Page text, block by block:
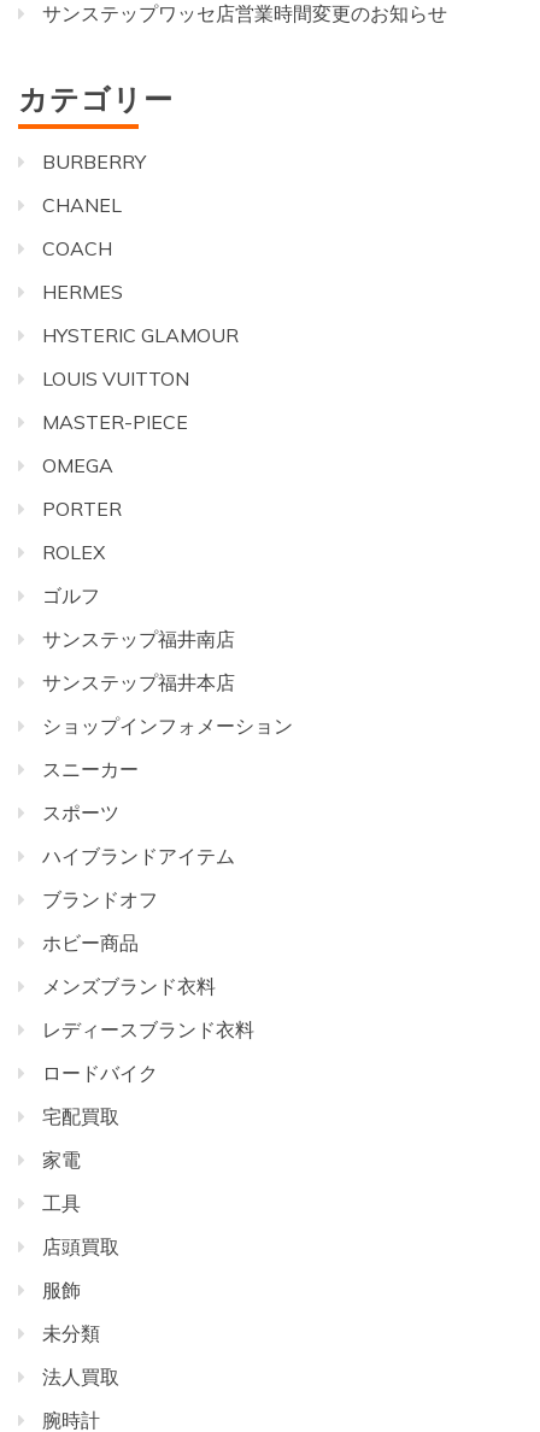
サンステップワッセ店営業時間変更のお知らせ
カテゴリー
BURBERRY
CHANEL
COACH
HERMES
HYSTERIC GLAMOUR
LOUIS VUITTON
MASTER-PIECE
OMEGA
PORTER
ROLEX
ゴルフ
サンステップ福井南店
サンステップ福井本店
ショップインフォメーション
スニーカー
スポーツ
ハイブランドアイテム
ブランドオフ
ホビー商品
メンズブランド衣料
レディースブランド衣料
ロードバイク
宅配買取
家電
工具
店頭買取
服飾
未分類
法人買取
腕時計